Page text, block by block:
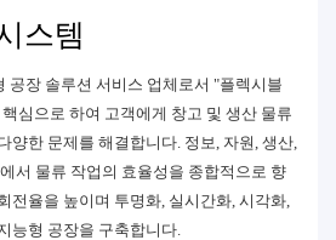
스템
공장 솔루션 서비스 업체로서 "플렉시블
심으로 하여 고객에게 창고 및 생산 물류
양한 문제를 해결합니다. 정보, 자원, 생산,
서 물류 작업의 효율성을 종합적으로 향
전율을 높이며 투명화, 실시간화, 시각화,
능형 공장을 구축합니다.